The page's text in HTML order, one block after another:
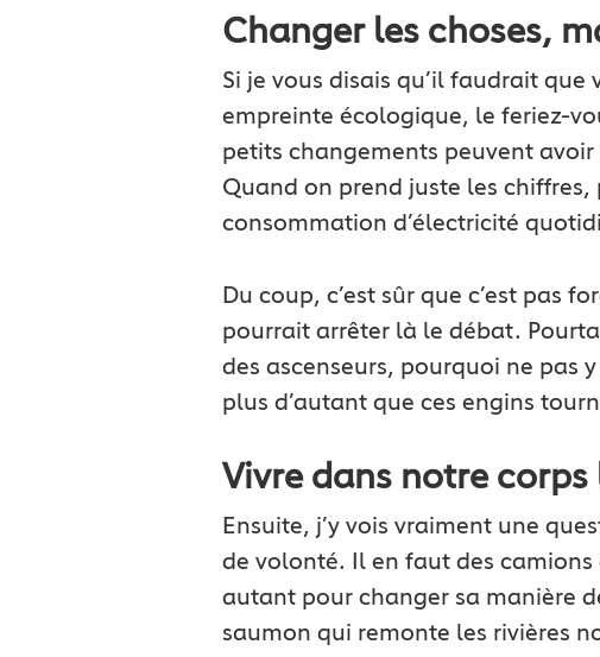
Changer les choses,
Si je vous disais qu’il faudrait que
empreinte écologique, le feriez-
petits changements peuvent avoir
Quand on prend juste les chiffres,
consommation d’électricité
Du coup, c’est sûr que c’est pas
pourrait arrêter là le débat.
des ascenseurs, pourquoi ne pas
plus d’autant que ces engins
Vivre dans notre
Ensuite, j’y vois vraiment une
de volonté. Il en faut des
autant pour changer sa manière
saumon qui remonte les rivières